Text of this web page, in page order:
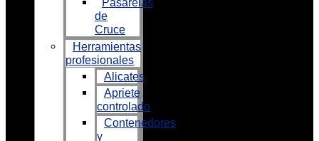
Pasarelas
de
Cruce
Herramientas
profesionales
Alicates
Apriete
controlado
Contenedores
y